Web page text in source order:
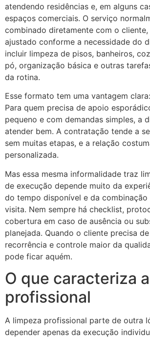
atendendo residências e, em alguns
espaços comerciais. O serviço
combinado diretamente com o
ajustado conforme a necessidade do
incluir limpeza de pisos, banheiros,
pó, organização básica e outras
da rotina.
Esse formato tem uma vantagem
Para quem precisa de apoio
pequeno e com demandas simples, a
atender bem. A contratação tende a
sem muitas etapas, e a relação
personalizada.
Mas essa mesma informalidade traz
de execução depende muito da
do tempo disponível e da combinação
visita. Nem sempre há checklist,
cobertura em caso de ausência ou
planejada. Quando o cliente precisa
recorrência e controle maior da
pode ficar aquém.
O que caracteriza
profissional
A limpeza profissional parte de outra
depender apenas da execução